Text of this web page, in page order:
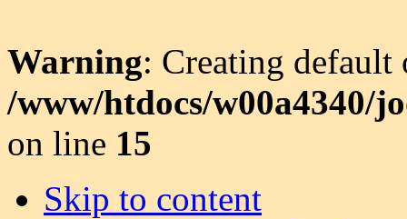
Warning: Creating
/www/htdocs/w00a4340/
on line 15
Skip to content